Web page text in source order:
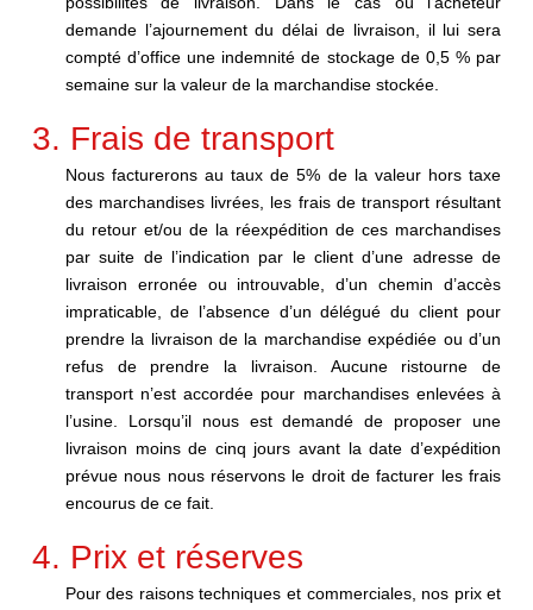
demande l’ajournement du délai de livraison, il lui sera
compté d’office une indemnité de stockage de 0,5 % par
semaine sur la valeur de la marchandise stockée.
3. Frais de transport
Nous facturerons au taux de 5% de la valeur hors taxe
des marchandises livrées, les frais de transport résultant
du retour et/ou de la réexpédition de ces marchandises
par suite de l’indication par le client d’une adresse de
livraison erronée ou introuvable, d’un chemin d’accès
impraticable, de l’absence d’un délégué du client pour
prendre la livraison de la marchandise expédiée ou d’un
refus de prendre la livraison. Aucune ristourne de
transport n’est accordée pour marchandises enlevées à
l’usine. Lorsqu’il nous est demandé de proposer une
livraison moins de cinq jours avant la date d’expédition
prévue nous nous réservons le droit de facturer les frais
encourus de ce fait.
4. Prix et réserves
Pour des raisons techniques et commerciales, nos prix et